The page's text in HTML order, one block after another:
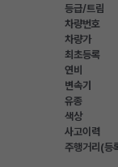
등급/트림
차량번호
차량가
최초등록
연비
변속기
유종
색상
사고이력
주행거리(등